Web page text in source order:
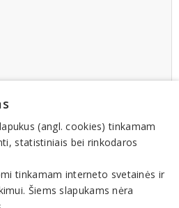
(angl. cookies) tinkamam
statistiniais bei rinkodaros
tinkamam interneto svetainės ir
Šiems slapukams nėra